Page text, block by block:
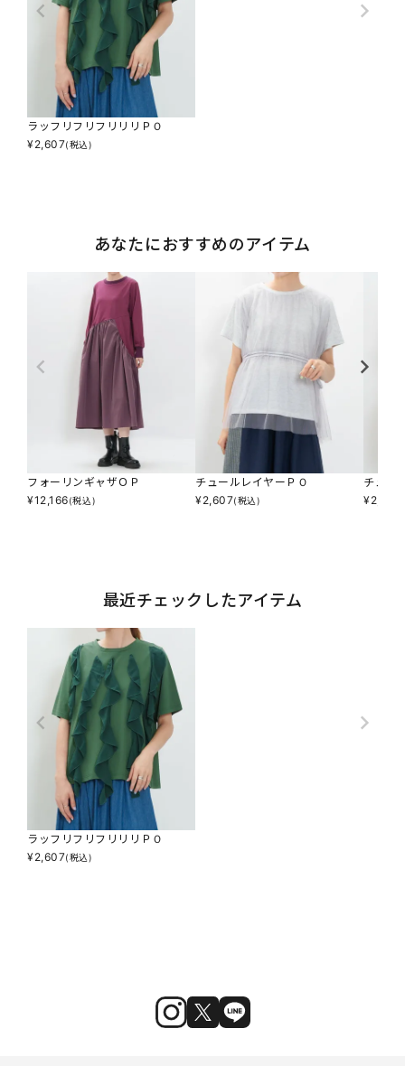
ラッフリフリフリリリＰＯ
¥2,607(税込)
あなたにおすすめのアイテム
フォーリンギャザＯＰ
¥12,166(税込)
チュールレイヤーＰＯ
¥2,607(税込)
チュー
¥2,937
最近チェックしたアイテム
ラッフリフリフリリリＰＯ
¥2,607(税込)